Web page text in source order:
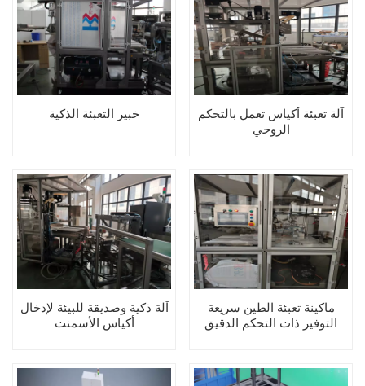
خبير التعبئة الذكية
آلة تعبئة أكياس تعمل بالتحكم
الروحي
آلة ذكية وصديقة للبيئة لإدخال
أكياس الأسمنت
ماكينة تعبئة الطين سريعة
التوفير ذات التحكم الدقيق